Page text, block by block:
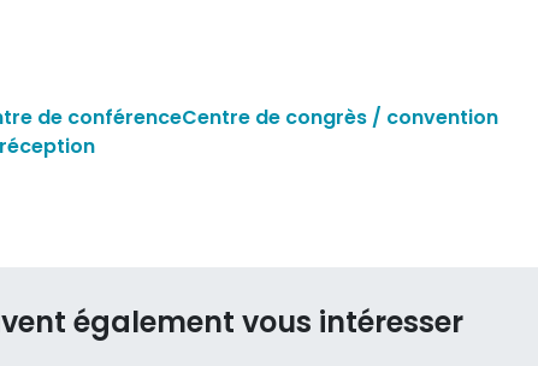
de conférenceCentre de congrès / convention
également vous intéresser